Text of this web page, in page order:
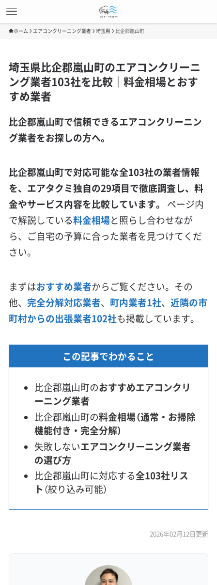
ホーム エアコンクリーニング業者 埼玉県 比企郡嵐山町
埼玉県比企郡嵐山町のエアコンクリーニ
ング業者103社を比較｜料金相場とおす
すめ業者
比企郡嵐山町で信頼できるエアコンクリーニン
グ業者をお探しの方へ。
比企郡嵐山町で対応可能な全103社の業者情報
を、エアタクミ独自の29項目で徹底調査し、料
金やサービス内容を比較しています。
ページ内
で解説している料金相場と照らし合わせなが
ら、ご自宅の予算に合った業者を見つけてくだ
さい。
まずはおすすめ業者からご覧ください。その
他、 完全分解対応業者、 町内業者1社、 近隣の市
町村からの出張業者102社も掲載しています。
この記事でわかること
比企郡嵐山町のおすすめエアコンクリ
ーニング業者
比企郡嵐山町の料金相場（通常・お掃除
機能付き・完全分解）
失敗しないエアコンクリーニング業者
の選び方
比企郡嵐山町に対応する全103社リス
ト （絞り込み可能）
2026年02月12日更新